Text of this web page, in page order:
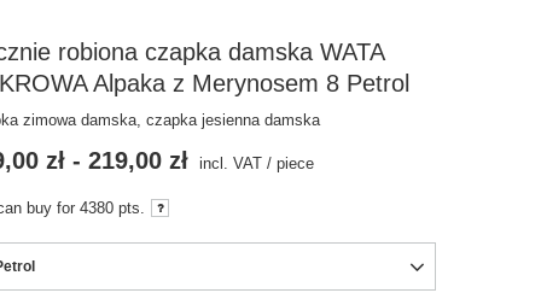
robiona czapka damska WATA
Alpaka z Merynosem 8 Petrol
zimowa damska, czapka jesienna damska
zł -219,00 zł incl. VAT /piece
buy for4380 pts.